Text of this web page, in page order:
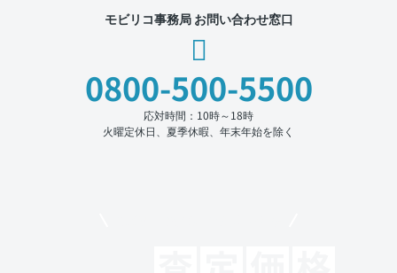
モビリコ事務局 お問い合わせ窓口
0800-500-5500
応対時間：10時～18時
火曜定休日、夏季休暇、年末年始を除く